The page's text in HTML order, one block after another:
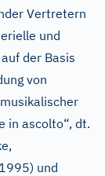
Vertretern
und
der Basis
von
in ascolto“, dt.
und